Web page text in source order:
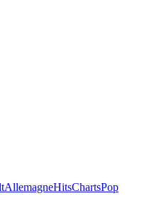
AllemagneHitsChartsPop